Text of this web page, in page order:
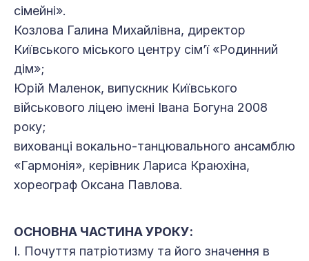
сімейні».
Козлова Галина Михайлівна, директор
Київського міського центру сім’ї «Родинний
дім»;
Юрій Маленок, випускник Київського
військового ліцею імені Івана Богуна 2008
року;
вихованці вокально-танцювального ансамблю
«Гармонія», керівник Лариса Краюхіна,
хореограф Оксана Павлова.
ОСНОВНА ЧАСТИНА УРОКУ:
І. Почуття патріотизму та його значення в